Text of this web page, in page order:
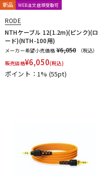
新品 WEB注文店頭受取可
RODE
NTHケーブル 12(1.2m)(ピンク)(ロ
ード)(NTH-100用)
メーカー希望小売価格 ¥6,050
（税込）
販売価格¥6,050(税込)
ポイント：1% (55pt)